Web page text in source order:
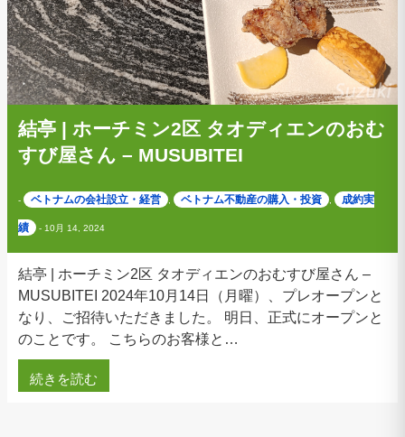
結亭 | ホーチミン2区 タオディエンのおむ
すび屋さん – MUSUBITEI
- ベトナムの会社設立・経営 , ベトナム不動産の購入・投資 , 成約実
績 - 10月 14, 2024
結亭 | ホーチミン2区 タオディエンのおむすび屋さん –
MUSUBITEI 2024年10月14日（月曜）、プレオープンと
なり、ご招待いただきました。 明日、正式にオープンと
のことです。 こちらのお客様と…
続きを読む